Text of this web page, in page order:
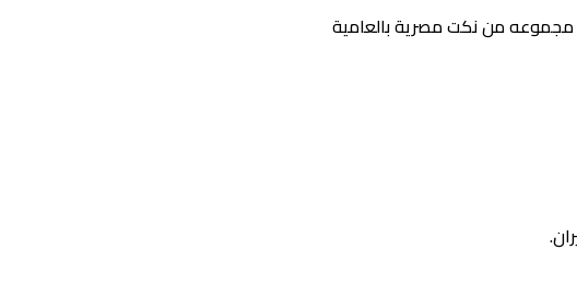
مجموعه من نكت مصرية بالعامية